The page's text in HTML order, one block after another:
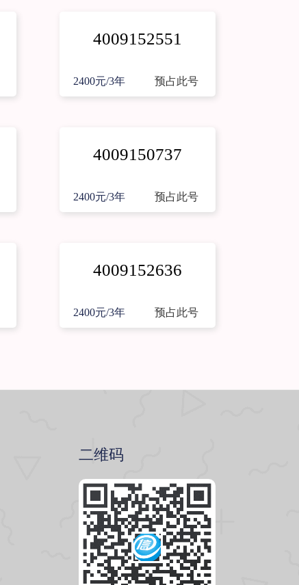
4009152551
2400元/3年 预占此号
4009150737
2400元/3年 预占此号
4009152636
2400元/3年 预占此号
二维码